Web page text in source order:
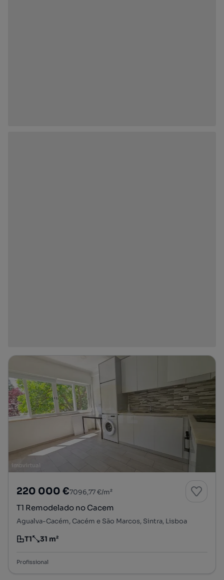
220 000 €7096,77 €/m²
T1 Remodelado no Cacem
Agualva-Cacém, Cacém e São Marcos, Sintra, Lisboa
Tipologia
T1
Preço por metro quadrado
31 m²
Profissional